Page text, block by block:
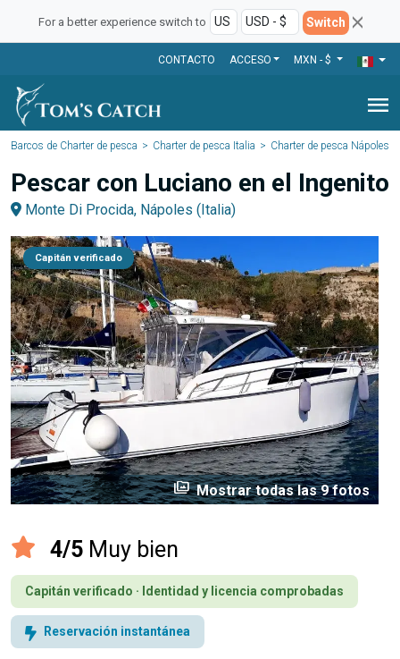
For a better experience switch to Switch
CONTACTO ACCESO MXN - $
menu
Barcos de Charter de pesca Charter de pesca Italia Charter de pesca Nápoles
Pescar con Luciano en el Ingenito
Monte Di Procida, Nápoles (Italia)
Capitán verificado
perm_media Mostrar todas las 9 fotos
4/5 Muy bien
Capitán verificado · Identidad y licencia comprobadas
Reservación instantánea